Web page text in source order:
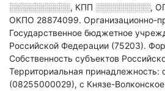
░░░░░░░░░░, КПП ░░░░░░░░░,
ОКПО 28874099. Организационно-
Государственное бюджетное
Российской Федерации (75203).
Собственность субъектов
Территориальная принадлежность:
(08255000029), с Князе-